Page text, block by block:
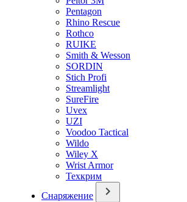
Pentagon
Rhino Rescue
Rothco
RUIKE
Smith & Wesson
SORDIN
Stich Profi
Streamlight
SureFire
Uvex
UZI
Voodoo Tactical
Wildo
Wiley X
Wrist Armor
Техкрим
Снаряжение